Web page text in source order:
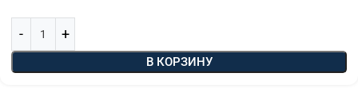
В КОРЗИНУ